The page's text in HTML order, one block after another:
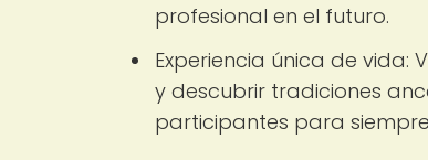
profesional en el futuro.
Experiencia única de vida:
y descubrir tradiciones
participantes para